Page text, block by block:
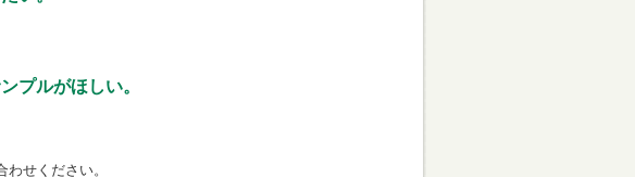
プルがほしい。
せください。